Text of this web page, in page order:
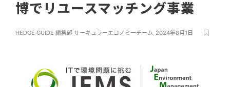
博でリユースマッチング事業
HEDGE GUIDE 編集部 サーキュラーエコノミーチーム, 2024年8月1日